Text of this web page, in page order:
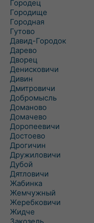
Городец
Городище
Городная
Гутово
Давид-Городок
Дарево
Дворец
Денисковичи
Дивин
Дмитровичи
Добромысль
Доманово
Домачево
Доропеевичи
Достоево
Дрогичин
Дружиловичи
Дубой
Дятловичи
Жабинка
Жемчужный
Жеребковичи
Жидче